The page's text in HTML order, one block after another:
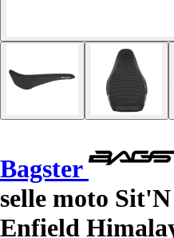
Bagster
selle moto
Enfield